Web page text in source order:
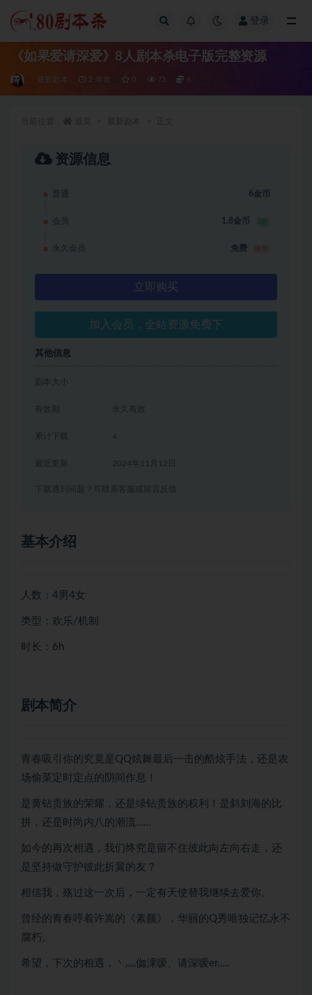
登录
《如果爱请深爱》8人剧本杀电子版完整资源
最新剧本 2 年前 0 73 6
资源信息
普通 6金币
会员 1.8金币 3折
永久会员 免费
立即购买
加入会员，全站资源免费下
其他信息
剧本大小
有效期 永久有效
累计下载 4
2024年11月12日
下载遇到问题？可联系客服或留言反馈
基本介绍
人数：4男4女
类型：欢乐/机制
时长：6h
剧本简介
青春吸引你的究竟是QQ炫舞最后一击的酷炫手法，还是农
场偷菜定时定点的阴间作息！
是黄钻贵族的荣耀，还是绿钻贵族的权利！是斜刘海的比
拼，还是时尚内八的潮流……
如今的再次相遇，我们终究是留不住彼此向左向右走，还
是坚持做守护彼此折翼的友？
相信我，殇过这一次后，一定有天使替我继续去爱你。
曾经的青春哼着许嵩的《素颜》，华丽的Q秀唯独记忆永不
腐朽。
希望，下次的相遇，丶灬侞淉嗳、请深嗳er.….